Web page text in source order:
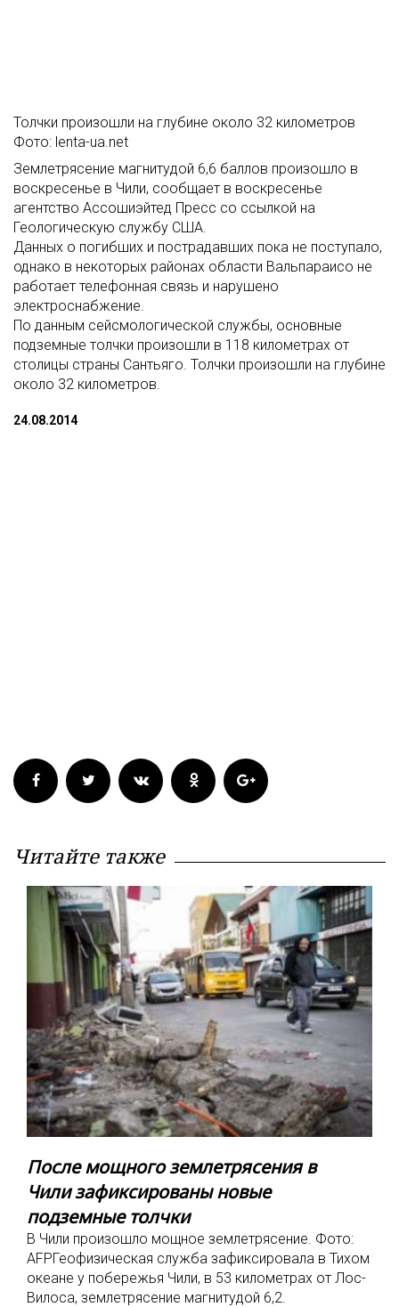
Толчки произошли на глубине около 32 километров
Фото: lenta-ua.net
Землетрясение магнитудой 6,6 баллов произошло в
воскресенье в Чили, сообщает в воскресенье
агентство Ассошиэйтед Пресс со ссылкой на
Геологическую службу США.
Данных о погибших и пострадавших пока не поступало,
однако в некоторых районах области Вальпараисо не
работает телефонная связь и нарушено
электроснабжение.
По данным сейсмологической службы, основные
подземные толчки произошли в 118 километрах от
столицы страны Сантьяго. Толчки произошли на глубине
около 32 километров.
24.08.2014
Читайте также
После мощного землетрясения в
Чили зафиксированы новые
подземные толчки
В Чили произошло мощное землетрясение. Фото:
AFPГеофизическая служба зафиксировала в Тихом
океане у побережья Чили, в 53 километрах от Лос-
Вилоса, землетрясение магнитудой 6,2.